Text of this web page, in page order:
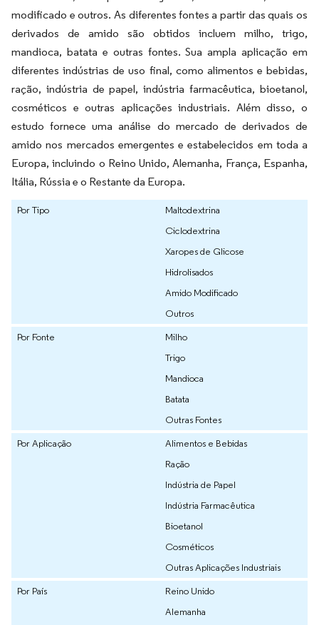
modificado e outros. As diferentes fontes a partir das quais os
derivados de amido são obtidos incluem milho, trigo,
mandioca, batata e outras fontes. Sua ampla aplicação em
diferentes indústrias de uso final, como alimentos e bebidas,
ração, indústria de papel, indústria farmacêutica, bioetanol,
cosméticos e outras aplicações industriais. Além disso, o
estudo fornece uma análise do mercado de derivados de
amido nos mercados emergentes e estabelecidos em toda a
Europa, incluindo o Reino Unido, Alemanha, França, Espanha,
Itália, Rússia e o Restante da Europa.
Por Tipo
Maltodextrina
Ciclodextrina
Xaropes de Glicose
Hidrolisados
Amido Modificado
Outros
Por Fonte
Milho
Trigo
Mandioca
Batata
Outras Fontes
Por Aplicação
Alimentos e Bebidas
Ração
Indústria de Papel
Indústria Farmacêutica
Bioetanol
Cosméticos
Outras Aplicações Industriais
Por País
Reino Unido
Alemanha